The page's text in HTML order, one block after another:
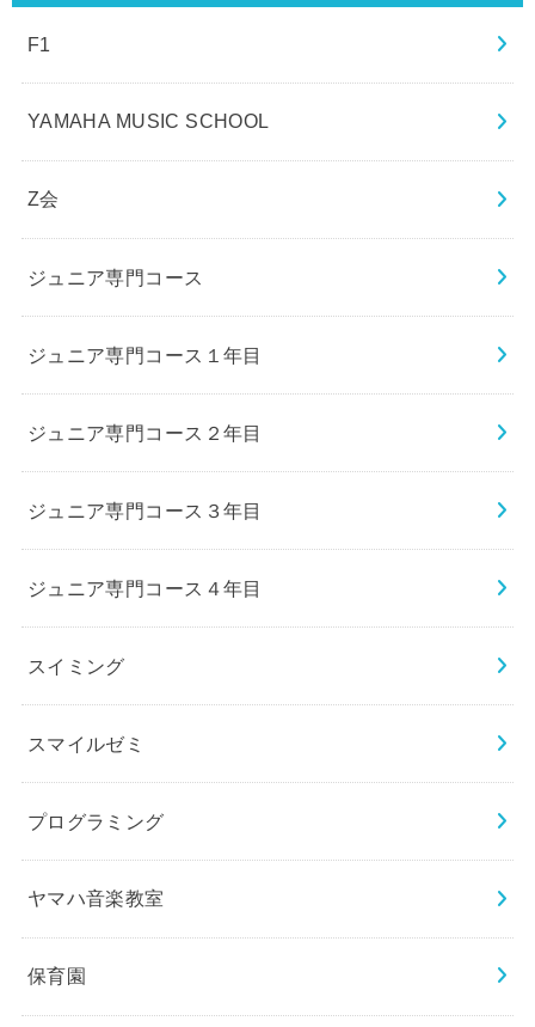
F1
YAMAHA MUSIC SCHOOL
Z会
ジュニア専門コース
ジュニア専門コース１年目
ジュニア専門コース２年目
ジュニア専門コース３年目
ジュニア専門コース４年目
スイミング
スマイルゼミ
プログラミング
ヤマハ音楽教室
保育園